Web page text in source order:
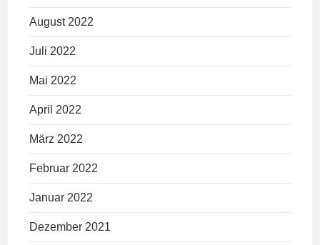
August 2022
Juli 2022
Mai 2022
April 2022
März 2022
Februar 2022
Januar 2022
Dezember 2021